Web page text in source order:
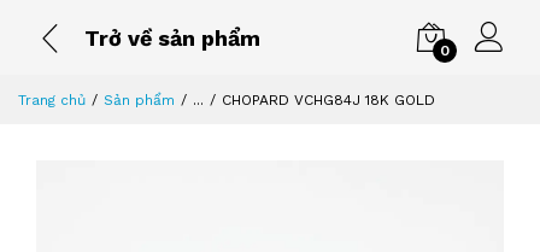
Trở về sản phẩm
0
Trang chủ Sản phẩm ... CHOPARD VCHG84J 18K GOLD